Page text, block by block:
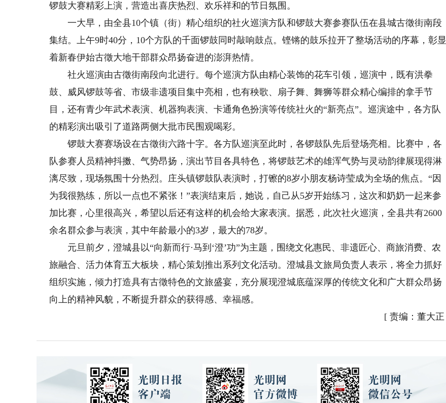
锣鼓大赛精彩上演，营造出喜庆热烈、欢乐祥和的节日氛围。
一大早，由全县10个镇（街）精心组织的社火巡演方队和锣鼓大赛参赛队伍在县城古徵街南段
集结。上午9时40分，10个方队的千面锣鼓同时敲响鼓点。铿锵的鼓乐拉开了整场活动的序幕，彰显
着新春伊始古徵大地干部群众昂扬奋进的澎湃热情。
社火巡演由古徵街南段向北进行。每个巡演方队由精心装饰的花车引领，巡演中，既有洪拳
鼓、威风锣鼓等省、市级非遗项目集中亮相，也有秧歌、扇子舞、舞狮等群众精心编排的拿手节
目，还有青少年武术表演、机器狗表演、卡通角色扮演等传统社火的“新亮点”。巡演途中，各方队
的精彩演出吸引了道路两侧大批市民围观喝彩。
锣鼓大赛赛场设在古徵街六路十字。各方队巡演至此时，各锣鼓队先后登场亮相。比赛中，各
队参赛人员精神抖擞、气势昂扬，演出节目各具特色，将锣鼓艺术的雄浑气势与灵动韵律展现得淋
漓尽致，现场氛围十分热烈。庄头镇锣鼓队表演时，打镲的8岁小朋友杨诗莹成为全场的焦点。“因
为我很熟练，所以一点也不紧张！”表演结束后，她说，自己从5岁开始练习，这次和奶奶一起来参
加比赛，心里很高兴，希望以后还有这样的机会给大家表演。据悉，此次社火巡演，全县共有2600
余名群众参与表演，其中年龄最小的3岁，最大的78岁。
元旦前夕，澄城县以“向新而行·马到‘澄’功”为主题，围绕文化惠民、非遗匠心、商旅消费、农
旅融合、活力体育五大板块，精心策划推出系列文化活动。澄城县文旅局负责人表示，将全力抓好
组织实施，倾力打造具有古徵特色的文旅盛宴，充分展现澄城底蕴深厚的传统文化和广大群众昂扬
向上的精神风貌，不断提升群众的获得感、幸福感。
[ 责编：董大正